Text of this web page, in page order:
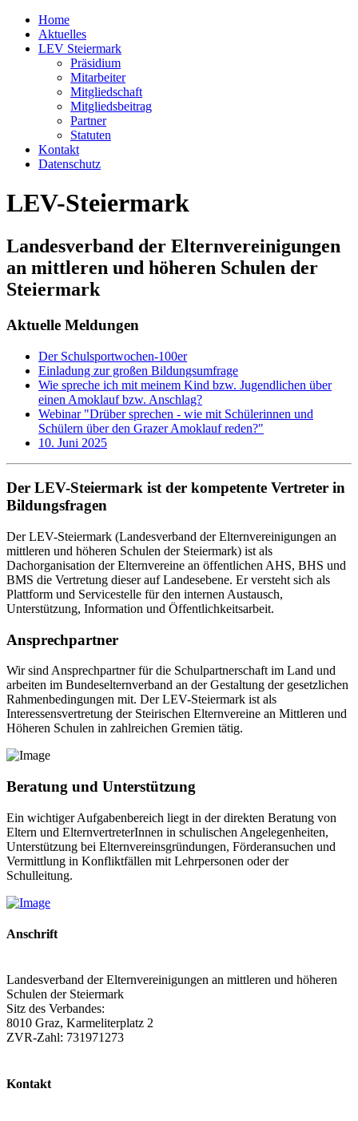
Home
Aktuelles
LEV Steiermark
Präsidium
Mitarbeiter
Mitgliedschaft
Mitgliedsbeitrag
Partner
Statuten
Kontakt
Datenschutz
LEV-Steiermark
Landesverband der Elternvereinigungen
an mittleren und höheren Schulen der
Steiermark
Aktuelle Meldungen
Der Schulsportwochen-100er
Einladung zur großen Bildungsumfrage
Wie spreche ich mit meinem Kind bzw. Jugendlichen über
einen Amoklauf bzw. Anschlag?
Webinar "Drüber sprechen - wie mit Schülerinnen und
Schülern über den Grazer Amoklauf reden?"
10. Juni 2025
Der LEV-Steiermark ist der kompetente Vertreter in
Bildungsfragen
Der LEV-Steiermark (Landesverband der Elternvereinigungen an
mittleren und höheren Schulen der Steiermark) ist als
Dachorganisation der Elternvereine an öffentlichen AHS, BHS und
BMS die Vertretung dieser auf Landesebene. Er versteht sich als
Plattform und Servicestelle für den internen Austausch,
Unterstützung, Information und Öffentlichkeitsarbeit.
Ansprechpartner
Wir sind Ansprechpartner für die Schulpartnerschaft im Land und
arbeiten im Bundeselternverband an der Gestaltung der gesetzlichen
Rahmenbedingungen mit. Der LEV-Steiermark ist als
Interessensvertretung der Steirischen Elternvereine an Mittleren und
Höheren Schulen in zahlreichen Gremien tätig.
Beratung und Unterstützung
Ein wichtiger Aufgabenbereich liegt in der direkten Beratung von
Eltern und ElternvertreterInnen in schulischen Angelegenheiten,
Unterstützung bei Elternvereinsgründungen, Förderansuchen und
Vermittlung in Konfliktfällen mit Lehrpersonen oder der
Schulleitung.
Anschrift
Landesverband der Elternvereinigungen an mittleren und höheren
Schulen der Steiermark
Sitz des Verbandes:
8010 Graz, Karmeliterplatz 2
ZVR-Zahl: 731971273
Kontakt